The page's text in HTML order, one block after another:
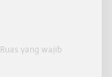
Ruas yang wajib